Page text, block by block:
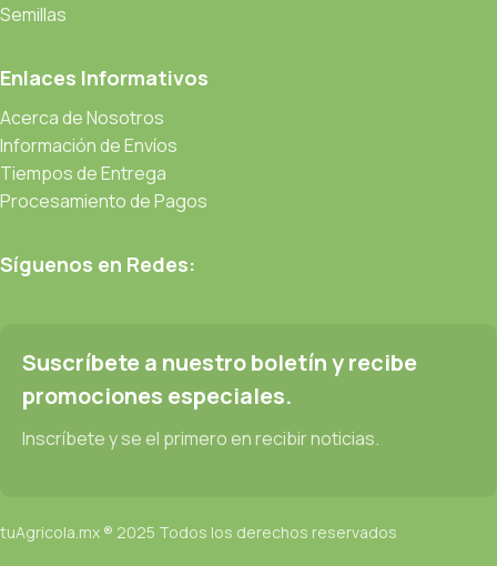
Semillas
Enlaces Informativos
Acerca de Nosotros
Información de Envíos
Tiempos de Entrega
Procesamiento de Pagos
Síguenos en Redes:
Suscríbete a nuestro boletín y recibe
promociones especiales.
Inscríbete y se el primero en recibir noticias.
tuAgricola.mx ® 2025 Todos los derechos reservados